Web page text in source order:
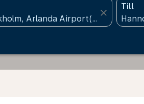
close
Till